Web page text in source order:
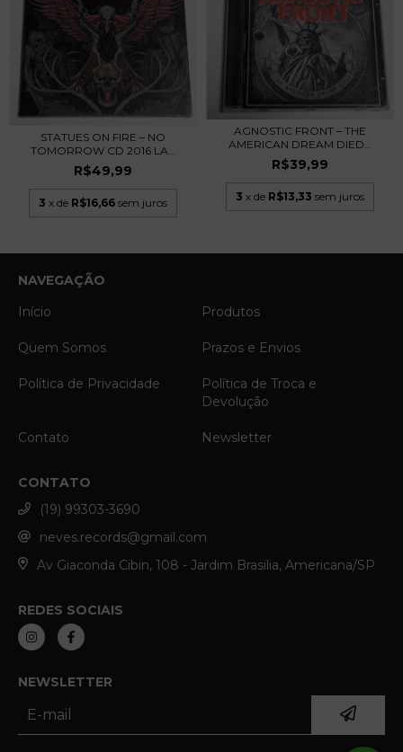
STATUES ON FIRE – NO
TOMORROW CD 2016 LA...
R$49,99
3 x de R$16,66 sem juros
AGNOSTIC FRONT – THE
AMERICAN DREAM DIED...
R$39,99
3 x de R$13,33 sem juros
NAVEGAÇÃO
Início
Produtos
Quem Somos Prazos e Envios
Política de Privacidade
Política de Troca e
Devolução
Contato Newsletter
CONTATO
(19) 99303-3690
neves.records@gmail.com
Av Giaconda Cibin, 108 - Jardim Brasilia, Americana/SP
REDES SOCIAIS
NEWSLETTER